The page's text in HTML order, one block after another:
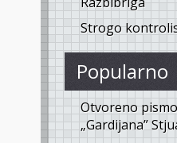
Strogo
Popularno
Otvoreno
„Gardijana”